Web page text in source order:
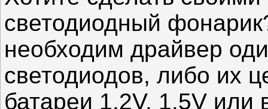
светодиодный
необходим драйвер
светодиодов, либо их
батареи 1.2V, 1.5V